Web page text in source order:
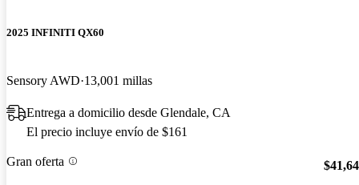
2025 INFINITI QX60
Sensory AWD 13,001 millas
Entrega a domicilio desde Glendale, CA
El precio incluye envío de $161
Gran oferta